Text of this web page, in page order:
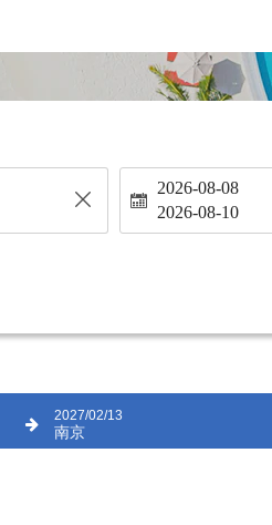
2026-08-08
2026-08-10
2027/02/13
南京